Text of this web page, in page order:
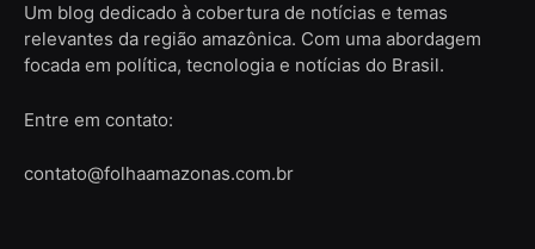
Um blog dedicado à cobertura de notícias e temas
relevantes da região amazônica. Com uma abordagem
focada em política, tecnologia e notícias do Brasil.
Entre em contato:
contato@folhaamazonas.com.br